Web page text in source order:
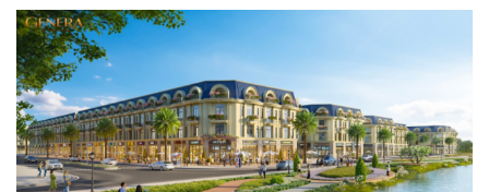
Nam khoa
Làm đẹp - giảm cân
Phòng mạch online
Ăn sạch sống khỏe